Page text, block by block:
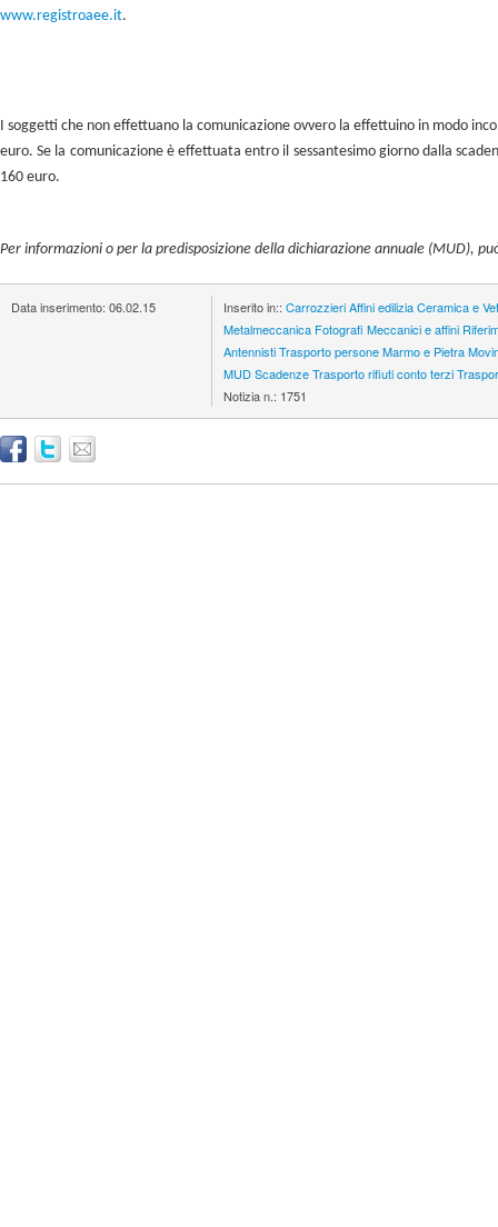
www.registroaee.it.
I soggetti che non effettuano la comunicazione ovvero la effettuino in modo
euro. Se la comunicazione è effettuata entro il sessantesimo giorno dalla
160 euro.
Per informazioni o per la predisposizione della dichiarazione annuale (MUD),
Data inserimento: 06.02.15 Inserito in:: CarrozzieriAffini ediliziaCeramica e
Metalmeccanica Fotografi Meccanici e affini
AntennistiTrasporto personeMarmo e Pietra
MUDScadenzeTrasporto rifiuti conto terzi
Notizia n.: 1751